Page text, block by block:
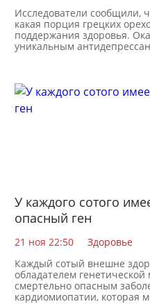
Исследователи сообщили,
какая порция грецких
поддержания здоровья.
уникальным
У каждого сотого
опасный ген
21 ноя 22:50
Здоровье
Каждый сотый внешне
обладателем
смертельно опасным
кардиомиопатии, которая